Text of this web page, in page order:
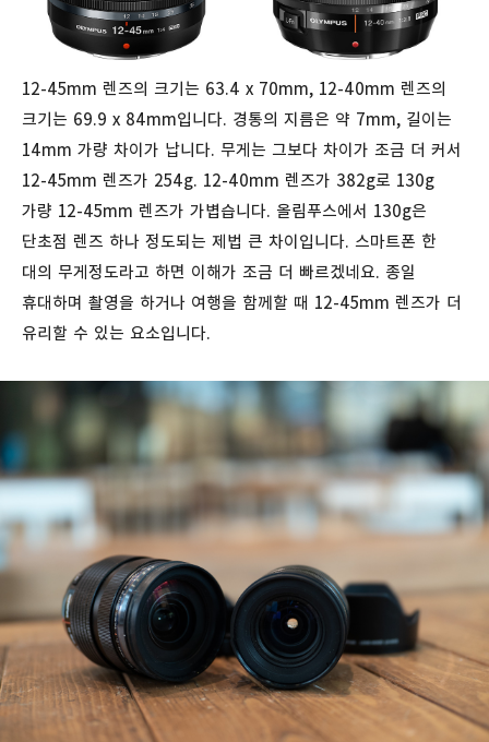
12-45mm 렌즈의 크기는 63.4 x 70mm, 12-40mm 렌즈의
크기는 69.9 x 84mm입니다. 경통의 지름은 약 7mm, 길이는
14mm 가량 차이가 납니다. 무게는 그보다 차이가 조금 더 커서
12-45mm 렌즈가 254g. 12-40mm 렌즈가 382g로 130g
가량 12-45mm 렌즈가 가볍습니다. 올림푸스에서 130g은
단초점 렌즈 하나 정도되는 제법 큰 차이입니다. 스마트폰 한
대의 무게정도라고 하면 이해가 조금 더 빠르겠네요. 종일
휴대하며 촬영을 하거나 여행을 함께할 때 12-45mm 렌즈가 더
유리할 수 있는 요소입니다.